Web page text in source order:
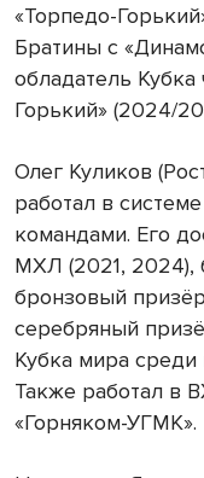
«Торпедо-
Братины с
обладатель
Горький» (2024/
Олег Куликов
работал в
командами. Его
МХЛ (2021, 2024),
бронзовый
серебряный
Кубка мира
Также работал в
«Горняком-УГМК».